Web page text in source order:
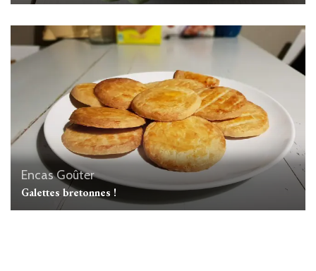
EncasGoûter
Galettes bretonnes !